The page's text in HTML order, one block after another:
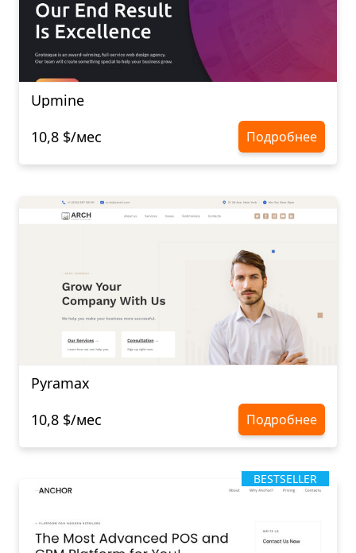
Upmine
10,8 $/мес
Подробнее
Pyramax
10,8 $/мес
Подробнее
BESTSELLER